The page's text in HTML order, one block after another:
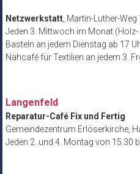
Netzwerkstatt, Martin-Luther-Weg
Jeden 3. Mittwoch im Monat
Basteln an jedem Dienstag ab 17
Nähcafé für Textilien an jedem 3.
Langenfeld
Reparatur-Café Fix und Fertig
Gemeindezentrum Erlöserkirche,
Jeden 2. und 4. Montag von 15.30